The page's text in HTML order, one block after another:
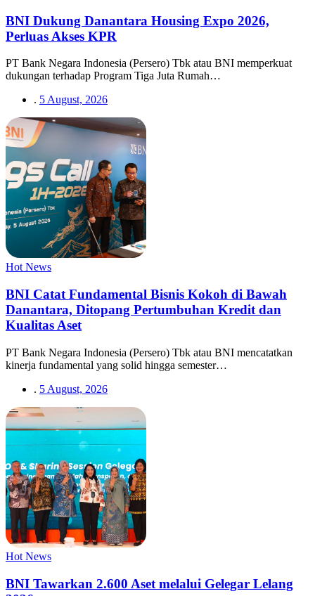
BNI Dukung Danantara Housing Expo 2026,
Perluas Akses KPR
PT Bank Negara Indonesia (Persero) Tbk atau BNI memperkuat
dukungan terhadap Program Tiga Juta Rumah…
. 5 August, 2026
Hot News
BNI Catat Fundamental Bisnis Kokoh di Bawah
Danantara, Ditopang Pertumbuhan Kredit dan
Kualitas Aset
PT Bank Negara Indonesia (Persero) Tbk atau BNI mencatatkan
kinerja fundamental yang solid hingga semester…
. 5 August, 2026
Hot News
BNI Tawarkan 2.600 Aset melalui Gelegar Lelang